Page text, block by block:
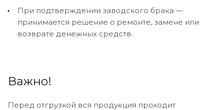
При подтверждении заводского брака —
принимается решение о ремонте, замене или
возврате денежных средств.
Важно!
Перед отгрузкой вся продукция проходит